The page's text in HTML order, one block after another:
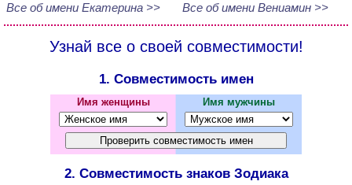
Все об имени Екатерина >>
Все об имени Вениамин >>
Узнай все о своей совместимости!
1. Совместимость имен
Имя женщины Имя мужчины
2. Совместимость знаков Зодиака